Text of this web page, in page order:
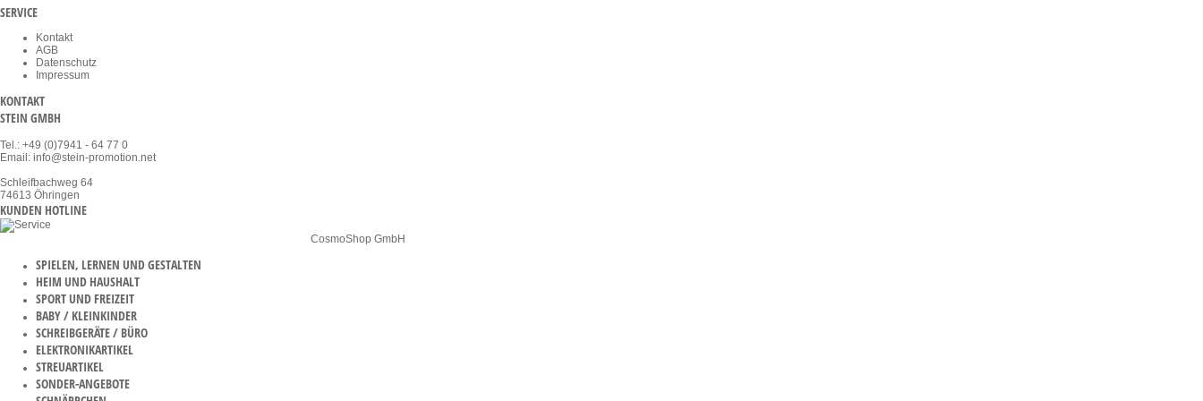
SERVICE
Kontakt
AGB
Datenschutz
Impressum
KONTAKT
STEIN GMBH
Tel.: +49 (0)7941 - 64 77 0
Email: info@stein-promotion.net
Schleifbachweg 64
74613 Öhringen
KUNDEN HOTLINE
CosmoShop GmbH
SPIELEN, LERNEN UND GESTALTEN
HEIM UND HAUSHALT
SPORT UND FREIZEIT
BABY / KLEINKINDER
SCHREIBGERÄTE / BÜRO
ELEKTRONIKARTIKEL
STREUARTIKEL
SONDER-ANGEBOTE